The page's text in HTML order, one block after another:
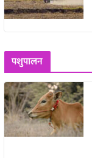
पशुपालन